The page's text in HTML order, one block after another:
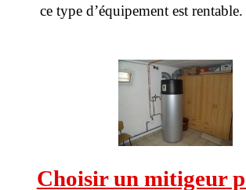
ce type d’équipement est rentable.
Choisir un mitigeur